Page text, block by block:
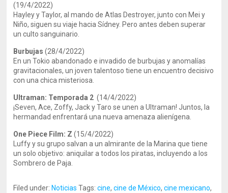
(19/4/2022)
Hayley y Taylor, al mando de Atlas Destroyer, junto con Mei y
Niño, siguen su viaje hacia Sídney. Pero antes deben superar
un culto sanguinario.
Burbujas (28/4/2022)
En un Tokio abandonado e invadido de burbujas y anomalías
gravitacionales, un joven talentoso tiene un encuentro decisivo
con una chica misteriosa.
Ultraman: Temporada 2 (14/4/2022)
¡Seven, Ace, Zoffy, Jack y Taro se unen a Ultraman! Juntos, la
hermandad enfrentará una nueva amenaza alienígena.
One Piece Film: Z (15/4/2022)
Luffy y su grupo salvan a un almirante de la Marina que tiene
un solo objetivo: aniquilar a todos los piratas, incluyendo a los
Sombrero de Paja.
Filed under: Noticias Tags:cine,cine de México,cine mexicano,